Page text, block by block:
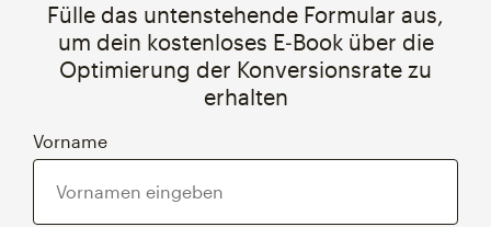
Fülle das untenstehende Formular aus,
um dein kostenloses E‑Book über die
Optimierung der Konversionsrate zu
erhalten
Vorname